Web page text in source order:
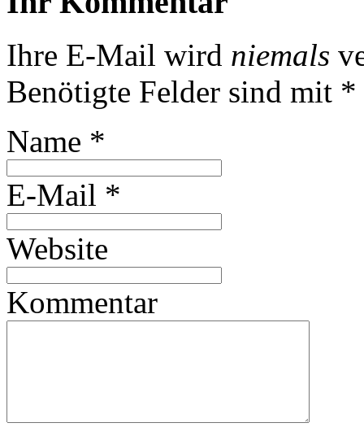
Ihre E-Mail wird niemals
Benötigte Felder sind mit *
Name *
E-Mail *
Website
Kommentar